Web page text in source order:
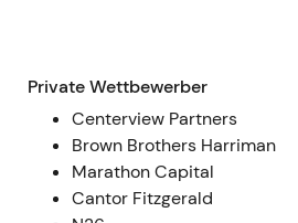
Q2 2024 schloss mit einem
ausgelöst durch eine
Mrd. € für eine
Zusammenhang mit der
endete eine lange
Private Wettbewerber
Centerview Partners
Brown Brothers Harriman
Marathon Capital
Cantor Fitzgerald